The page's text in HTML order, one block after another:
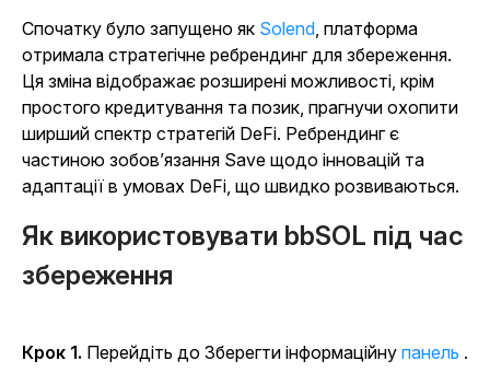
Спочатку було запущено як Solend, платформа
отримала стратегічне ребрендинг для збереження.
Ця зміна відображає розширені можливості, крім
простого кредитування та позик, прагнучи охопити
ширший спектр стратегій DeFi. Ребрендинг є
частиною зобов’язання Save щодо інновацій та
адаптації в умовах DeFi, що швидко розвиваються.
Як використовувати bbSOL під час
збереження
Крок 1. Перейдіть до Зберегти інформаційну панель .